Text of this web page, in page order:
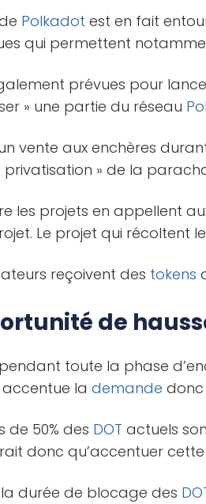
Polkadot est en fait
qui permettent
prévues pour
» une partie du réseau
vente aux enchères
» de la
les projets en appellent
Le projet qui récoltent
reçoivent des tokens
de
toute la phase
accentue lademande donc
de 50% des DOT actuels
donc qu’accentuer cette
durée de blocage des